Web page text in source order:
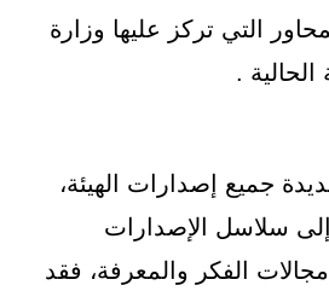
التي تركز عليها وزارة
الحالية .
جميع إصدارات الهيئة،
سلاسل الإصدارات
الفكر والمعرفة، فقد